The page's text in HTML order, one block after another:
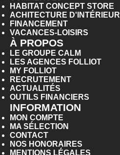
HABITAT CONCEPT STORE
ACHITECTURE D'INTÉRIEUR
FINANCEMENT
VACANCES-LOISIRS
À PROPOS
LE GROUPE CALM
LES AGENCES FOLLIOT
MY FOLLIOT
RECRUTEMENT
ACTUALITÉS
OUTILS FINANCIERS
INFORMATION
MON COMPTE
MA SÉLECTION
CONTACT
NOS HONORAIRES
MENTIONS LÉGALES